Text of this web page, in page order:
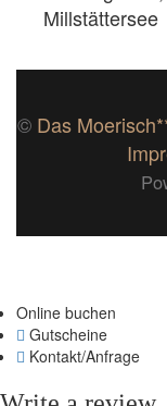
Millstättersee
© Das
Online buchen
Gutscheine
Kontakt/Anfrage